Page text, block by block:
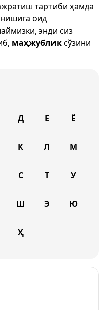
тартиби ҳамда
оид
энди сиз
маҳжубликсўзини
Д Е Ё
К Л М
С Т У
Ш Э Ю
Ҳ